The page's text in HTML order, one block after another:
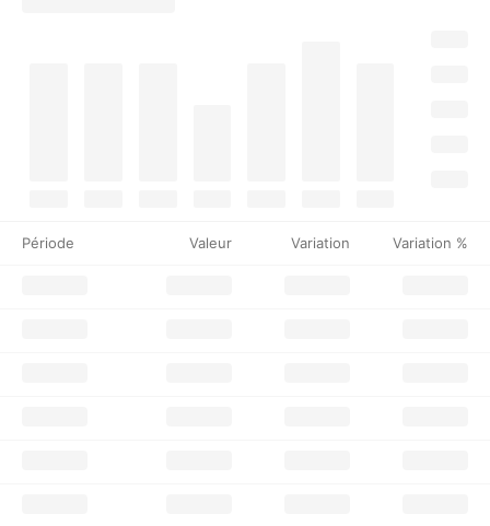
Période Valeur Variation Variation %